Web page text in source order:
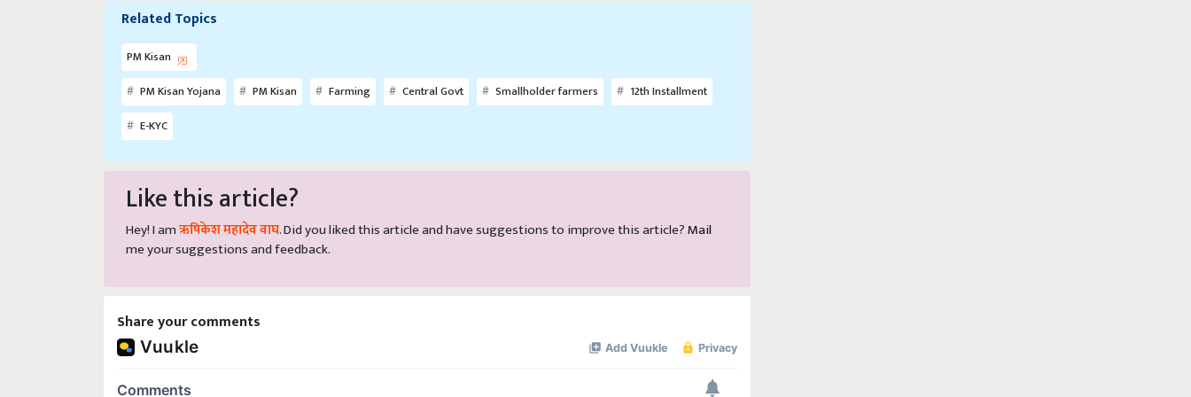
Related Topics
PM Kisan
PM Kisan Yojana
PM Kisan Farming Central Govt Smallholder farmers
12th Installment
E-KYC
Like this article?
Hey! I am ऋषिकेश महादेव वाघ . Did you liked this article and have suggestions to improve this article? Mail
me your suggestions and feedback.
Share your comments